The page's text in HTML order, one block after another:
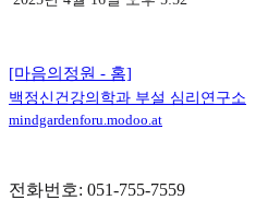
[마음의정원 - 홈]
백정신건강의학과 부설 심리연구소
mindgardenforu.modoo.at
전화번호: 051-755-7559